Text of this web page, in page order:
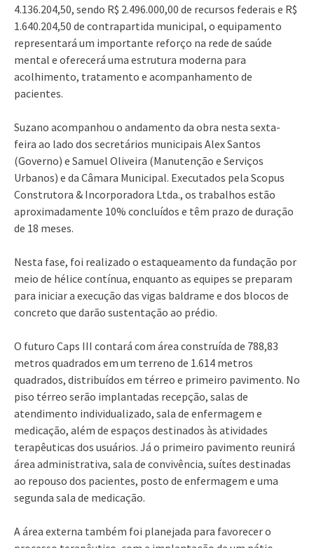
4.136.204,50, sendo R$ 2.496.000,00 de recursos federais e R$
1.640.204,50 de contrapartida municipal, o equipamento
representará um importante reforço na rede de saúde
mental e oferecerá uma estrutura moderna para
acolhimento, tratamento e acompanhamento de
pacientes.
Suzano acompanhou o andamento da obra nesta sexta-
feira ao lado dos secretários municipais Alex Santos
(Governo) e Samuel Oliveira (Manutenção e Serviços
Urbanos) e da Câmara Municipal. Executados pela Scopus
Construtora & Incorporadora Ltda., os trabalhos estão
aproximadamente 10% concluídos e têm prazo de duração
de 18 meses.
Nesta fase, foi realizado o estaqueamento da fundação por
meio de hélice contínua, enquanto as equipes se preparam
para iniciar a execução das vigas baldrame e dos blocos de
concreto que darão sustentação ao prédio.
O futuro Caps III contará com área construída de 788,83
metros quadrados em um terreno de 1.614 metros
quadrados, distribuídos em térreo e primeiro pavimento. No
piso térreo serão implantadas recepção, salas de
atendimento individualizado, sala de enfermagem e
medicação, além de espaços destinados às atividades
terapêuticas dos usuários. Já o primeiro pavimento reunirá
área administrativa, sala de convivência, suítes destinadas
ao repouso dos pacientes, posto de enfermagem e uma
segunda sala de medicação.
A área externa também foi planejada para favorecer o